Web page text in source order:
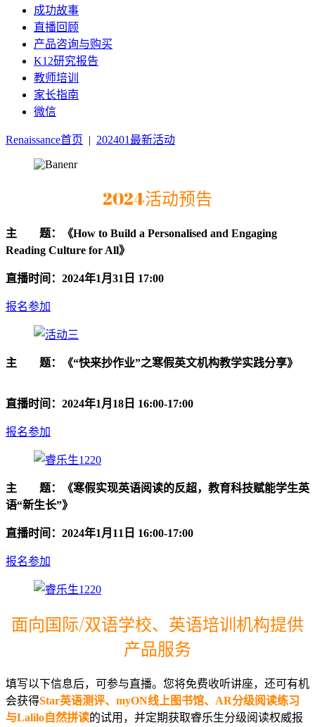
成功故事
直播回顾
产品咨询与购买
K12研究报告
教师培训
家长指南
微信
Renaissance首页 | 202401最新活动
2024活动预告
主 题：《How to Build a Personalised and Engaging
Reading Culture for All》
直播时间：2024年1月31日 17:00
报名参加
主 题：《“快来抄作业”之寒假英文机构教学实践分享》
直播时间：2024年1月18日 16:00-17:00
报名参加
主 题：《寒假实现英语阅读的反超，教育科技赋能学生英
语“新生长”》
直播时间：2024年1月11日 16:00-17:00
报名参加
面向国际/双语学校、英语培训机构提供
产品服务
填写以下信息后，可参与直播。您将免费收听讲座，还可有机
会获得Star英语测评、myON线上图书馆、AR分级阅读练习
与Lalilo自然拼读的试用，并定期获取睿乐生分级阅读权威报